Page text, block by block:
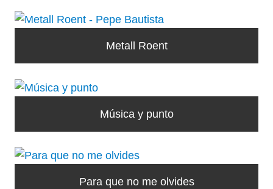
Metall Roent
Música y punto
Para que no me olvides